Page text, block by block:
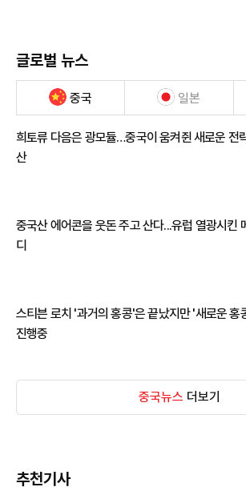
글로벌 뉴스
중국 일본
희토류 다음은 광모듈…중국이 움켜쥔 새로운 전
산
중국산 에어콘을 웃돈 주고 산다...유럽 열광시킨
디
스티븐 로치 '과거의 홍콩'은 끝났지만 '새로운 홍
진행중
중국뉴스 더보기
추천기사